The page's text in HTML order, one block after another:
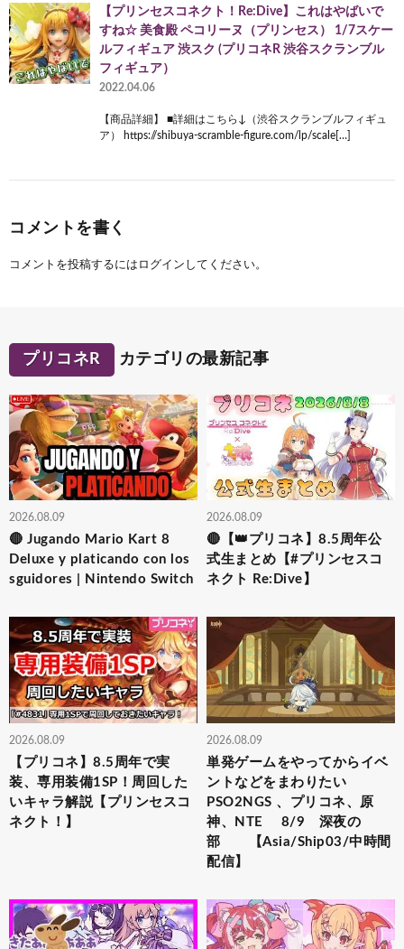
【プリンセスコネクト！Re:Dive】これはやばいで
すね☆ 美食殿 ペコリーヌ（プリンセス） 1/7スケー
ルフィギュア 渋スク (プリコネR 渋谷スクランブル
フィギュア）
2022.04.06
【商品詳細】 ■詳細はこちら↓（渋谷スクランブルフィギュ
ア） https://shibuya-scramble-figure.com/lp/scale[…]
コメントを書く
コメントを投稿するには ログイン してください。
プリコネR カテゴリの最新記事
2026.08.09
🔴 Jugando Mario Kart 8
Deluxe y platicando con los
sguidores | Nintendo Switch
2026.08.09
🔴【👑プリコネ】8.5周年公
式生まとめ【#プリンセスコ
ネクト Re:Dive】
2026.08.09
【プリコネ】8.5周年で実
装、専用装備1SP！周回した
いキャラ解説【プリンセスコ
ネクト！】
2026.08.09
単発ゲームをやってからイベ
ントなどをまわりたい
PSO2NGS 、プリコネ、原
神、NTE 8/9 深夜の
部 【Asia/Ship03/中時間
配信】